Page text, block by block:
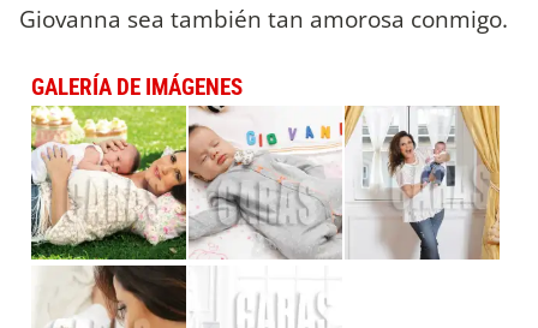
Giovanna sea también tan amorosa conmigo.
GALERÍA DE IMÁGENES